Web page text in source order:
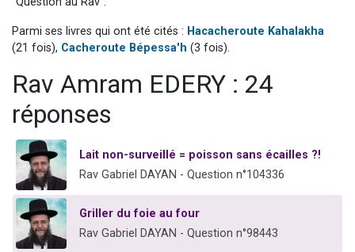
Eli vient de donner son Maasser
3 personnes viennent de faire un don pour Événements Torah-Box
Parmi ses livres qui ont été cités : Hacacheroute Kahalakha
(21 fois), Cacheroute Bépessa'h (3 fois).
Rav Amram EDERY : 24
réponses
Lait non-surveillé = poisson sans écailles ?!
Rav Gabriel DAYAN - Question n°104336
Griller du foie au four
Rav Gabriel DAYAN - Question n°98443